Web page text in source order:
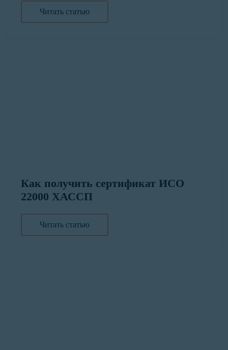
Читать статью
Как получить сертификат ИСО
22000 ХАССП
Читать статью